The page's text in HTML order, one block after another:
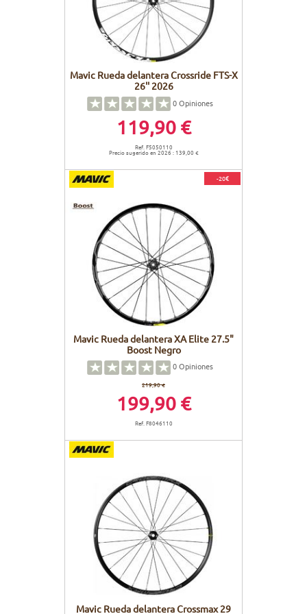
Mavic Rueda delantera Crossride FTS-X
26'' 2026
0Opiniones
119,90 €
Ref. F5050110
Precio sugerido en 2026 : 139,00 €
-20€
Mavic Rueda delantera XA Elite 27.5"
Boost Negro
0Opiniones
219,90 €
199,90 €
Ref. F8046110
Mavic Rueda delantera Crossmax 29